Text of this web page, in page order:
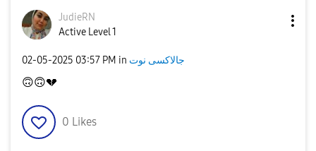
JudieRN
Active Level 1
‎02-05-2025 03:57 PM in جالاكسى نوت
🙃🙃💔
0 Likes